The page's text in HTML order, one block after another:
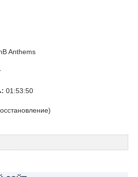
Anthems
01:53:50